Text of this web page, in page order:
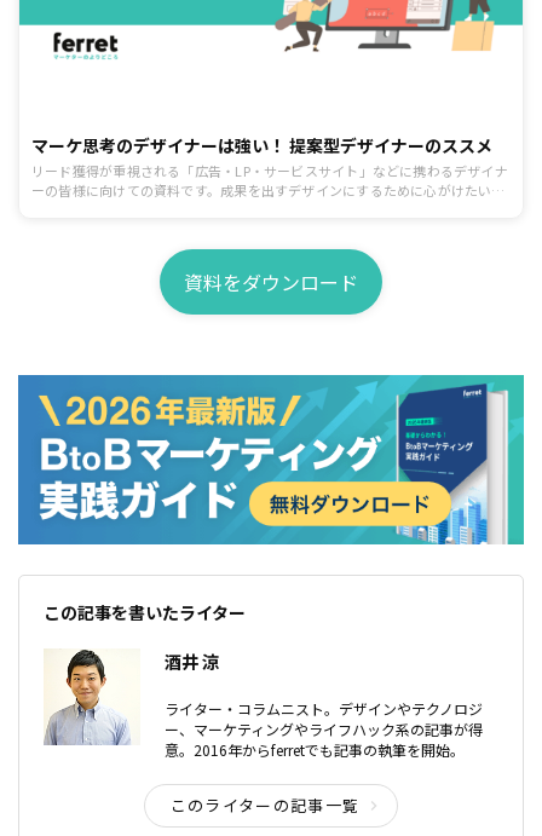
マーケ思考のデザイナーは強い！ 提案型デザイナーのススメ
リード獲得が重視される「広告・LP・サービスサイト」などに携わるデザイナ
ーの皆様に向けての資料です。成果を出すデザインにするために心がけたいポ
資料をダウンロード
この記事を書いたライター
酒井 涼
ライター・コラムニスト。デザインやテクノロジ
ー、マーケティングやライフハック系の記事が得
意。2016年からferretでも記事の執筆を開始。
このライターの記事一覧